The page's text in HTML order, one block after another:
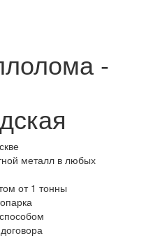
-
металл в любых
от 1 тонны